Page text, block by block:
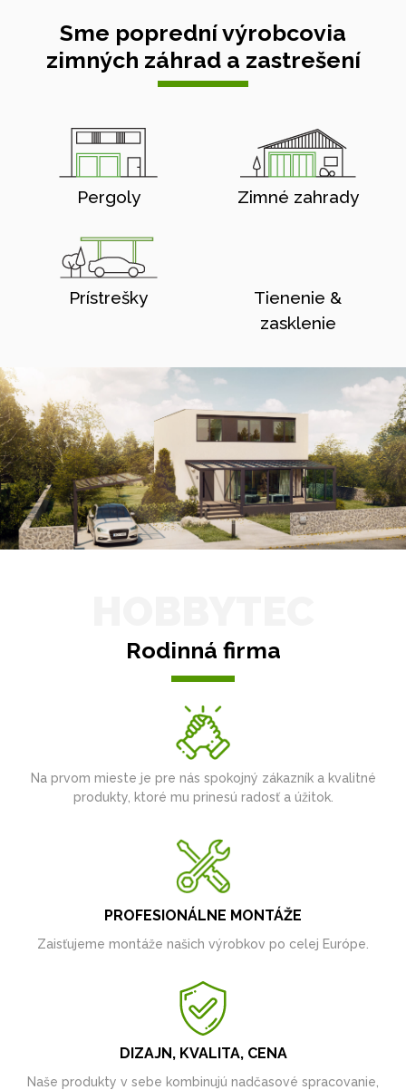
Sme poprední výrobcovia
zimných záhrad a zastrešení
Pergoly Zimné zahrady
Prístrešky
Tienenie &
zasklenie
Rodinná firma
Na prvom mieste je pre nás spokojný zákazník a kvalitné
produkty, ktoré mu prinesú radosť a úžitok.
PROFESIONÁLNE MONTÁŽE
Zaisťujeme montáže našich výrobkov po celej Európe.
DIZAJN, KVALITA, CENA
Naše produkty v sebe kombinujú nadčasové spracovanie,